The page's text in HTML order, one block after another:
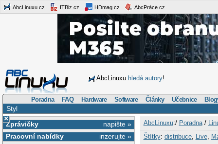
AbcLinuxu.cz ITBiz.cz HDmag.cz AbcPráce.cz
AbcLinuxu hledá autory!
Poradna FAQ Hardware Software Články Učebnice
Styl
×
napište »
Zprávičky
inzerujte »
Pracovní nabídky
AbcLinuxu:/ Poradna/
Štítky: distribuce, Live,